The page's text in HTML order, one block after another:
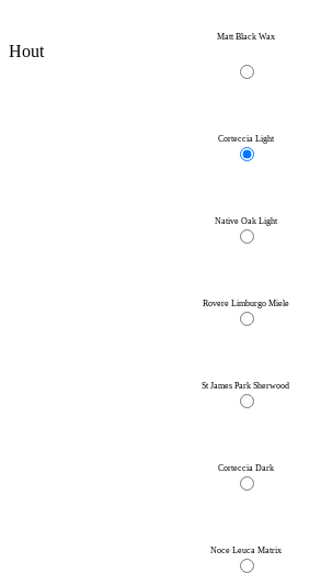
Matt Black Wax
Hout
Corteccia Light
Native Oak Light
Rovere Limburgo Miele
St James Park Sherwood
Corteccia Dark
Noce Leuca Matrix